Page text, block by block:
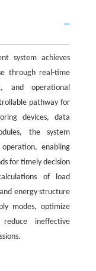
system achieves
through real-time
and operational
pathway for
devices, data
the system
enabling
for timely decision
of load
energy structure
modes, optimize
ineffective